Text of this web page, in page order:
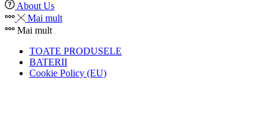
About Us
Mai mult
Mai mult
TOATE PRODUSELE
BATERII
Cookie Policy (EU)